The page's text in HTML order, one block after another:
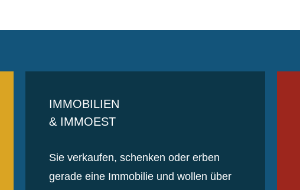
IMMOBILIEN
& IMMOEST
Sie verkaufen, schenken oder erben
gerade eine Immobilie und wollen über